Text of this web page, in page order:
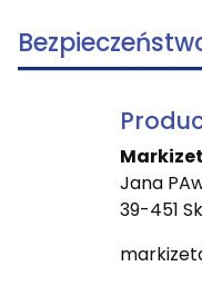
Jana
39-451